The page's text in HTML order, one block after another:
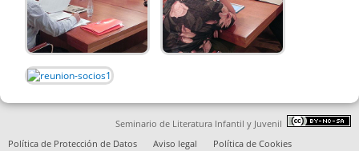
Seminario de Literatura Infantil y Juvenil
Política de Protección de Datos
Aviso legal Política de Cookies